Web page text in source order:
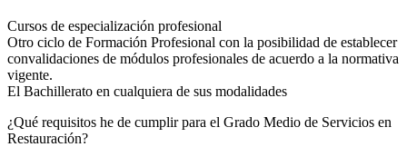
Cursos de especialización profesional
Otro ciclo de Formación Profesional con la posibilidad de establecer
convalidaciones de módulos profesionales de acuerdo a la normativa
vigente.
El Bachillerato en cualquiera de sus modalidades
¿Qué requisitos he de cumplir para el Grado Medio de Servicios en
Restauración?